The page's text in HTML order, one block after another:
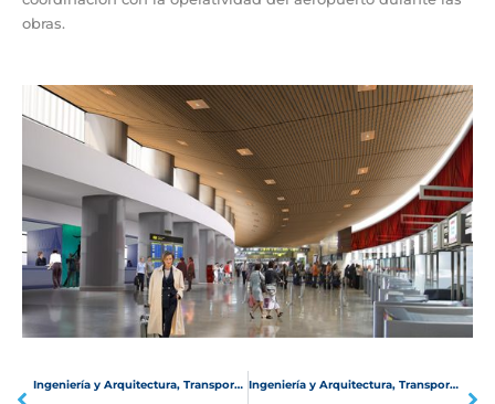
obras.
Ingeniería y Arquitectura, Transporte y comunicaciones Ingeniería y Arquitectura, Transporte y comunicaciones